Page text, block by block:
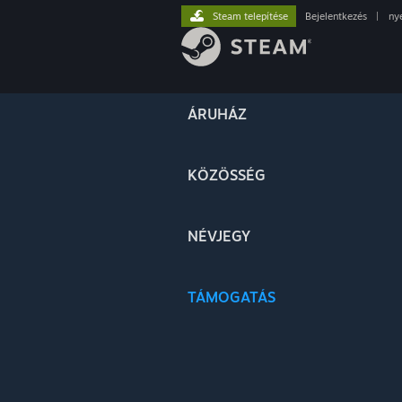
ÁRUHÁZ
KÖZÖSSÉG
NÉVJEGY
TÁMOGATÁS
Steam telepítése Bejelentkezés